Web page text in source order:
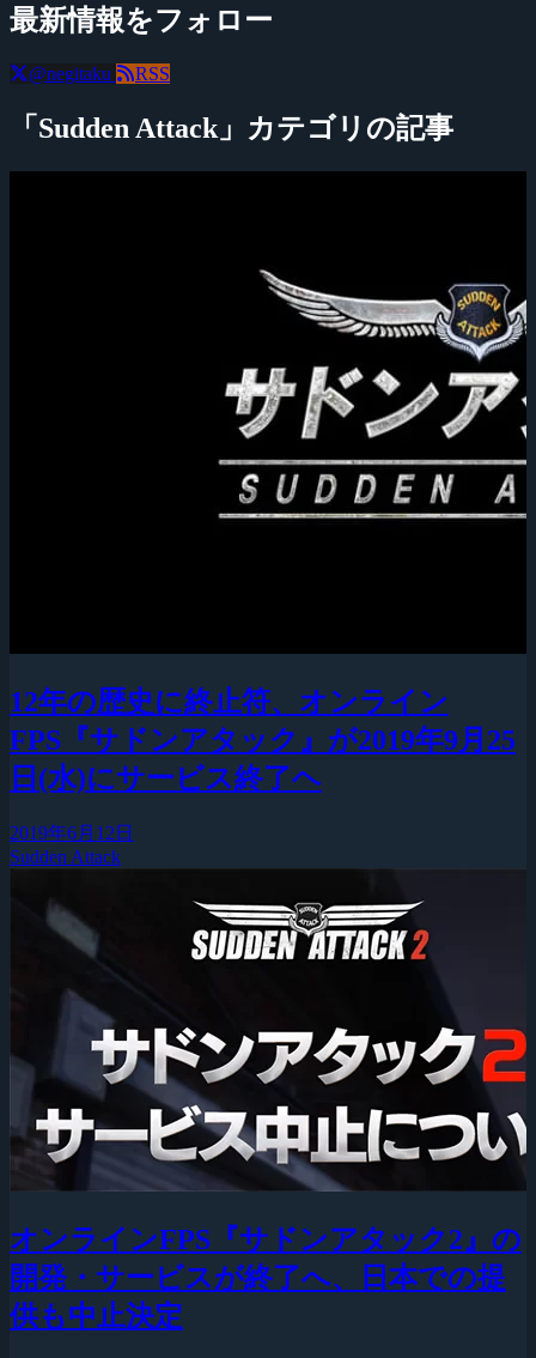
最新情報をフォロー
@negitaku RSS
「Sudden Attack」カテゴリの記事
12年の歴史に終止符、オンライン
FPS『サドンアタック』が2019年9月25
日(水)にサービス終了ヘ
2019年6月12日
Sudden Attack
オンラインFPS『サドンアタック2』の
開発・サービスが終了へ、日本での提
供も中止決定